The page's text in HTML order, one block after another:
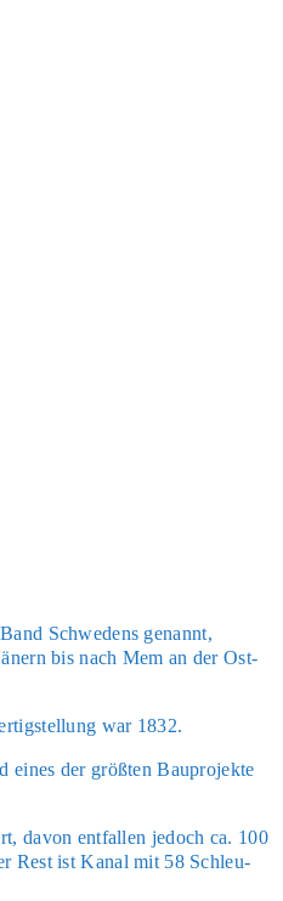
Schwe­dens genannt,
bis nach Mem an der Ost­
war 1832.
eines der größ­ten Bau­pro­jek­te
davon ent­fal­len jedoch ca. 100
Rest ist Kanal mit 58 Schleu­